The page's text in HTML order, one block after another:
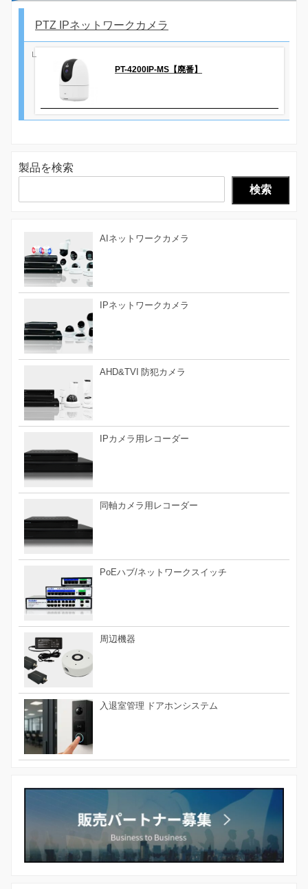
PTZ IPネットワークカメラ
PT-4200IP-MS【廃番】
製品を検索
検索
AIネットワークカメラ
IPネットワークカメラ
AHD&TVI 防犯カメラ
IPカメラ用レコーダー
同軸カメラ用レコーダー
PoEハブ/ネットワークスイッチ
周辺機器
入退室管理 ドアホンシステム